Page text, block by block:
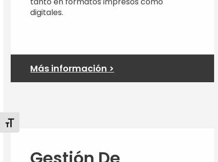
Alternar tamaño de letra
digitales.
Más información >